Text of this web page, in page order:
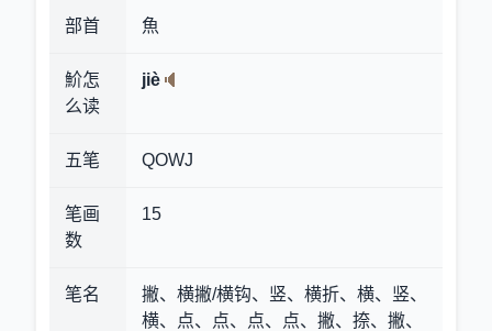
部首 魚
魪怎
么读
jiè
五笔 QOWJ
笔画
数
15
笔名
撇、横撇/横钩、竖、横折、横、竖、
横、点、点、点、点、撇、捺、撇、